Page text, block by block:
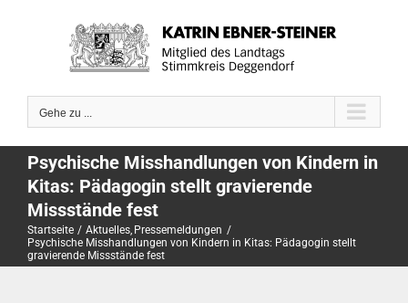
Gehe zu ...
Psychische Misshandlungen von Kindern in
Kitas: Pädagogin stellt gravierende
Missstände fest
Startseite Aktuelles Pressemeldungen
Psychische Misshandlungen von Kindern in Kitas: Pädagogin stellt
gravierende Missstände fest